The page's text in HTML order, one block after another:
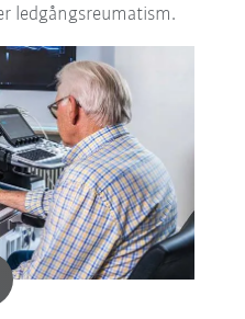
ledgångsreumatism.